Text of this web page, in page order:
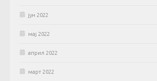
јун 2022
мај 2022
април 2022
март 2022